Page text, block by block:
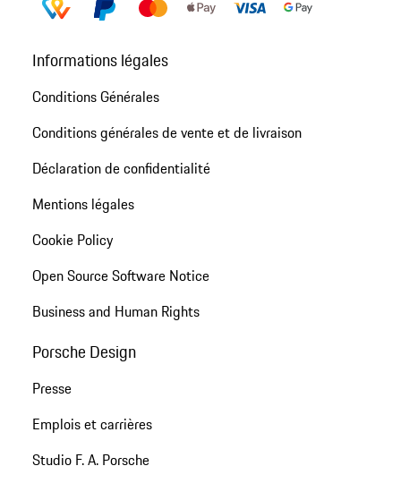
Informations légales
Conditions Générales
Conditions générales de vente et de livraison
Déclaration de confidentialité
Mentions légales
Cookie Policy
Open Source Software Notice
Business and Human Rights
Porsche Design
Presse
Emplois et carrières
Studio F. A. Porsche